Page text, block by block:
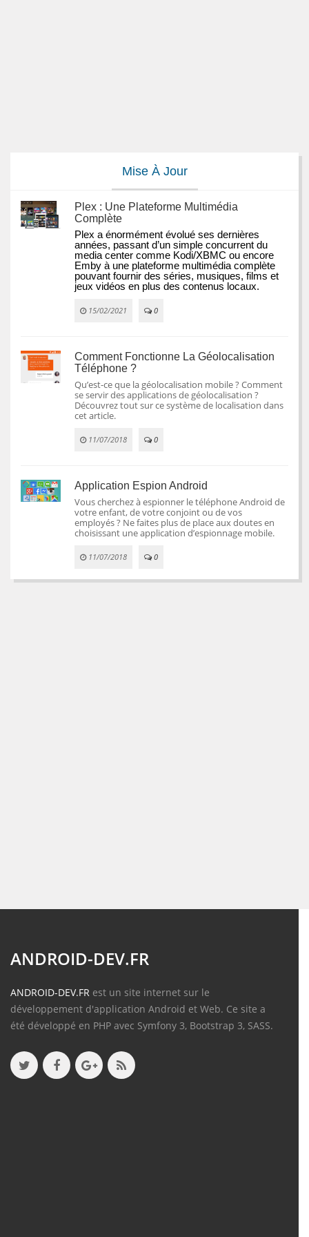
Mise À Jour
Plex : Une Plateforme Multimédia
Complète
Plex a énormément évolué ses dernières
années, passant d’un simple concurrent du
media center comme Kodi/XBMC ou encore
Emby à une plateforme multimédia complète
pouvant fournir des séries, musiques, films et
jeux vidéos en plus des contenus locaux.
15/02/2021 0
Comment Fonctionne La Géolocalisation
Téléphone ?
Qu’est-ce que la géolocalisation mobile ? Comment
se servir des applications de géolocalisation ?
Découvrez tout sur ce système de localisation dans
cet article.
11/07/2018 0
Application Espion Android
Vous cherchez à espionner le téléphone Android de
votre enfant, de votre conjoint ou de vos
employés ? Ne faites plus de place aux doutes en
choisissant une application d’espionnage mobile.
11/07/2018 0
ANDROID-DEV.FR
ANDROID-DEV.FR est un site internet sur le
développement d'application Android et Web. Ce site a
été développé en PHP avec Symfony 3, Bootstrap 3, SASS.